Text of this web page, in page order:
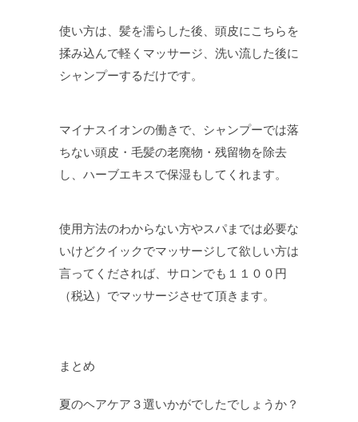
使い方は、髪を濡らした後、頭皮にこちらを
揉み込んで軽くマッサージ、洗い流した後に
シャンプーするだけです。
マイナスイオンの働きで、シャンプーでは落
ちない頭皮・毛髪の老廃物・残留物を除去
し、ハーブエキスで保湿もしてくれます。
使用方法のわからない方やスパまでは必要な
いけどクイックでマッサージして欲しい方は
言ってくだされば、サロンでも１１００円
（税込）でマッサージさせて頂きます。
まとめ
夏のヘアケア３選いかがでしたでしょうか？